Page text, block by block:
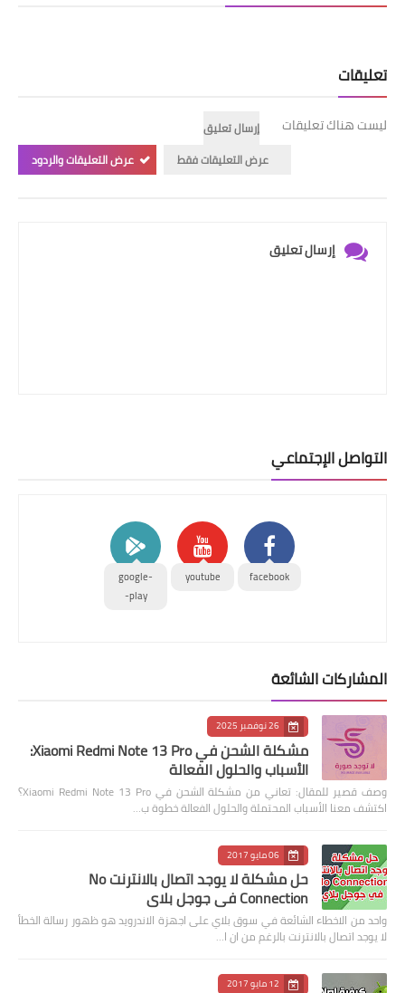
تعليقات
ليست هناك تعليقات
إرسال تعليق
عرض التعليقات فقط
عرض التعليقات والردود
إرسال تعليق
التواصل الإجتماعي
facebook
youtube
google-
play-
المشاركات الشائعة
26 نوفمبر 2025
مشكلة الشحن في Xiaomi Redmi Note 13 Pro:
الأسباب والحلول الفعالة
وصف قصير للمقال: تعاني من مشكلة الشحن في Xiaomi Redmi Note 13 Pro؟
اكتشف معنا الأسباب المحتملة والحلول الفعالة خطوة ب…
06 مايو 2017
حل مشكلة لا يوجد اتصال بالانترنت No
Connection في جوجل بلاي
واحد من الاخطاء الشائعة في سوق بلاي على اجهزة الاندرويد هو ظهور رسالة الخطأ
لا يوجد اتصال بالانترنت بالرغم من ان ا…
12 مايو 2017